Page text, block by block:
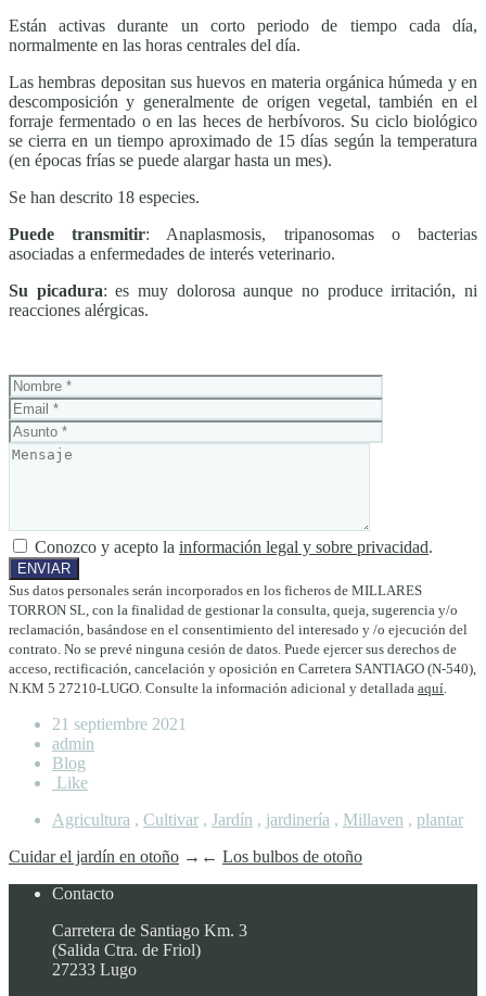
Están activas durante un corto periodo de tiempo cada día,
normalmente en las horas centrales del día.
Las hembras depositan sus huevos en materia orgánica húmeda y en
descomposición y generalmente de origen vegetal, también en el
forraje fermentado o en las heces de herbívoros. Su ciclo biológico
se cierra en un tiempo aproximado de 15 días según la temperatura
(en épocas frías se puede alargar hasta un mes).
Se han descrito 18 especies.
Puede transmitir: Anaplasmosis, tripanosomas o bacterias
asociadas a enfermedades de interés veterinario.
Su picadura: es muy dolorosa aunque no produce irritación, ni
reacciones alérgicas.
Conozco y acepto la información legal y sobre privacidad.
Sus datos personales serán incorporados en los ficheros de MILLARES
TORRON SL, con la finalidad de gestionar la consulta, queja, sugerencia y/o
reclamación, basándose en el consentimiento del interesado y /o ejecución del
contrato. No se prevé ninguna cesión de datos. Puede ejercer sus derechos de
acceso, rectificación, cancelación y oposición en Carretera SANTIAGO (N-540),
N.KM 5 27210-LUGO. Consulte la información adicional y detallada aquí.
21 septiembre 2021
admin
Blog
Like
Agricultura , Cultivar , Jardín , jardinería , Millaven , plantar
Cuidar el jardín en otoño → ← Los bulbos de otoño
Contacto
Carretera de Santiago Km. 3
(Salida Ctra. de Friol)
27233 Lugo